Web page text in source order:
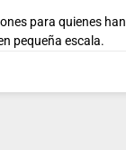
para quienes han
pequeña escala.